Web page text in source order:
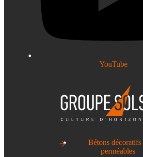
YouTube
Bétons décoratifs
perméables